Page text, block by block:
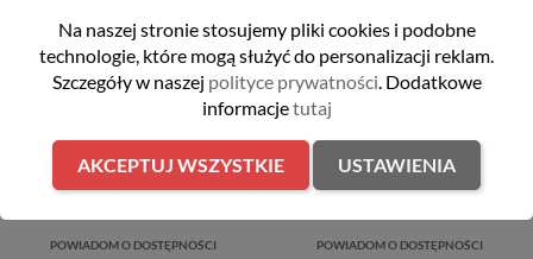
Pas narzędziowy z 3
kieszeniami 640 x 145 x 270
mm Makita E-15229
332,99 zł
POWIADOM O DOSTĘPNOŚCI
Pasek roboczy regulowany
115 cm Dewalt DWC14-001
POWIADOM O DOSTĘPNOŚCI
Na naszej stronie stosujemy pliki cookies i podobne
technologie, które mogą służyć do personalizacji reklam.
Szczegóły w naszej polityce prywatności. Dodatkowe
informacjetutaj
AKCEPTUJ WSZYSTKIE USTAWIENIA